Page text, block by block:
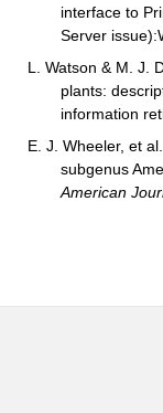
interface to
Server
L. Watson & M. J.
plants:
information
E. J. Wheeler, et al.
subgenus
American